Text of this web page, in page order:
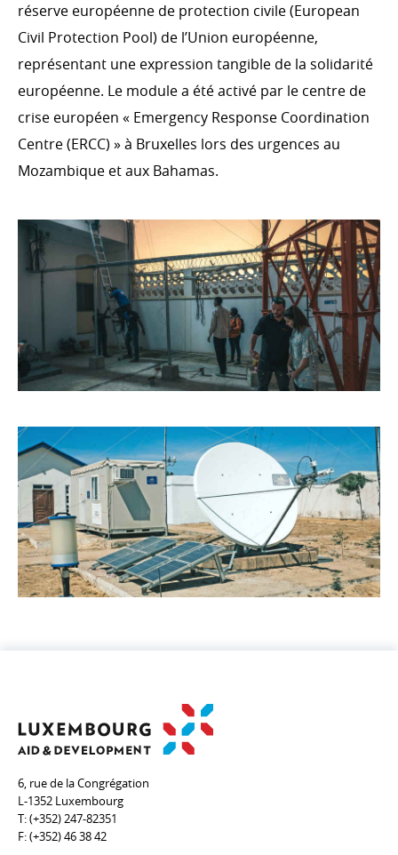
THÉMATIQUES TRANSVERSALES
Genre
Digital4Development (D4D)
Environnement et changement climatique
Comité interministériel pour la Coopération au
Développement
Évaluation
S’ENGAGER DANS LA COOPÉRATION
LUXEMBOURGEOISE
réserve européenne de protection civile (European
Civil Protection Pool) de l’Union européenne,
représentant une expression tangible de la solidarité
européenne. Le module a été activé par le centre de
crise européen « Emergency Response Coordination
Centre (ERCC) » à Bruxelles lors des urgences au
Mozambique et aux Bahamas.
6, rue de la Congrégation
L-1352 Luxembourg
T:(+352) 247-82351
F:(+352) 46 38 42